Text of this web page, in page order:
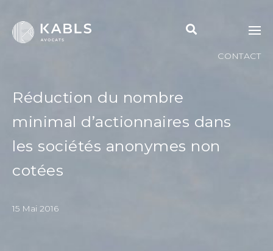
CONTACT
Réduction du nombre
minimal d’actionnaires dans
les sociétés anonymes non
cotées
15 Mai 2016